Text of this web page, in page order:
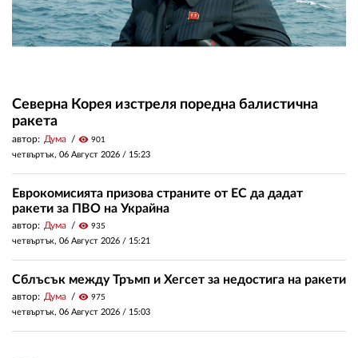
Северна Корея изстреля поредна балистична
ракета
автор: Дума visibility 901
четвъртък, 06 Август 2026 / 15:23
Еврокомисията призова страните от ЕС да дадат
ракети за ПВО на Украйна
автор: Дума visibility 935
четвъртък, 06 Август 2026 / 15:21
Сблъсък между Тръмп и Хегсет за недостига на ракети
автор: Дума visibility 975
четвъртък, 06 Август 2026 / 15:03